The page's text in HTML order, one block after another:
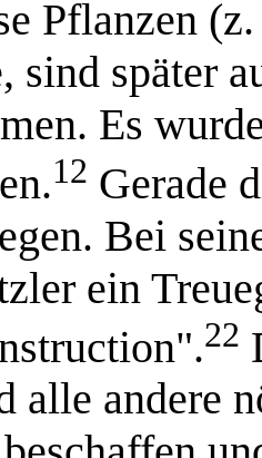
Pflanzen
sind später
Es
12 Gerade
Bei
ein
22
alle andere